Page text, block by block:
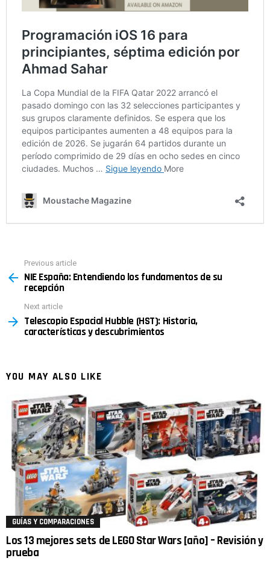
more
Previous article
NIE España: Entendiendo los fundamentos de su
recepción
Next article
Telescopio Espacial Hubble (HST): Historia,
características y descubrimientos
YOU MAY ALSO LIKE
GUÍAS Y COMPARACIONES
Los 13 mejores sets de LEGO Star Wars [año] – Revisión y
prueba